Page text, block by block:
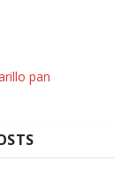
pan